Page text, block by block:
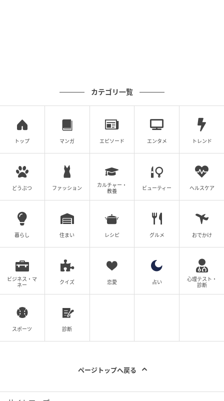
ただし、急に距離をとってしまうと、相手に「避けら
れている」と感じさせてしまうことがありそうです。
これからは、相手に誤解されたくない場合は、一人の
時間が必要なことを伝えてみるとよいでしょう。ひと
言添えるだけで相手も安心しやすくなるでしょう。自
分の時間をつくることを悪く思わず、気持ちが整った
タイミングで再び関わりましょう。
※本記事の心理テストはエンターテインメントとして
提供するものであり、医学的・心理学的な診断結果を
示すものではありません。
ライター：yuuji
公認心理師・言語聴覚士。大学院修士号取得。研究活
動を行いながら、臨床に従事しており、15年間コミュ
ニケーションを通してクライエントの心理面と向き合
っている。
力』をチェックしよう！
魅力』をチェックしよう！
カテゴリ一覧
トップ マンガ エピソード エンタメ トレンド
どうぶつ ファッション
カルチャー・
教養
ビューティー ヘルスケア
暮らし 住まい レシピ グルメ おでかけ
ビジネス・マ
ネー
クイズ 恋愛 占い
心理テスト・
診断
スポーツ 診断
ページトップへ戻る